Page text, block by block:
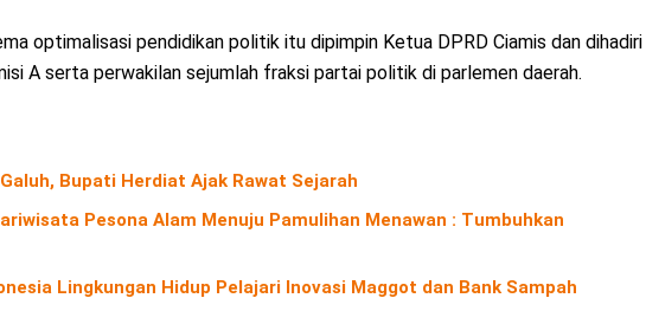
optimalisasi pendidikan politik itu dipimpin Ketua DPRD Ciamis dan dihadiri
A serta perwakilan sejumlah fraksi partai politik di parlemen daerah.
Bupati Herdiat Ajak Rawat Sejarah
Pesona Alam Menuju Pamulihan Menawan : Tumbuhkan
Lingkungan Hidup Pelajari Inovasi Maggot dan Bank Sampah